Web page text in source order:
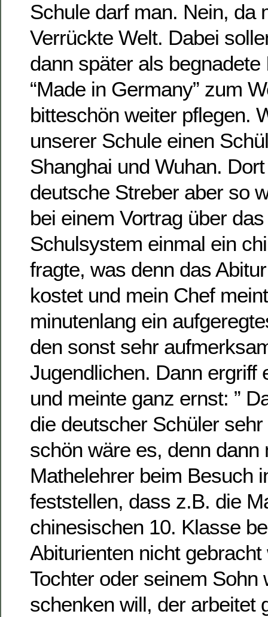
Schule darf man. Nein, da
Verrückte Welt. Dabei
dann später als begnadete
“Made in Germany” zum
bitteschön weiter pflegen.
unserer Schule einen
Shanghai und Wuhan.
deutsche Streber aber so
bei einem Vortrag über
Schulsystem einmal ein
fragte, was denn das
kostet und mein Chef
minutenlang ein
den sonst sehr
Jugendlichen. Dann ergriff
und meinte ganz ernst: ”
die deutscher Schüler
schön wäre es, denn dann
Mathelehrer beim Besuch
feststellen, dass z.B. die
chinesischen 10. Klasse
Abiturienten nicht
Tochter oder seinem Sohn
schenken will, der arbeitet